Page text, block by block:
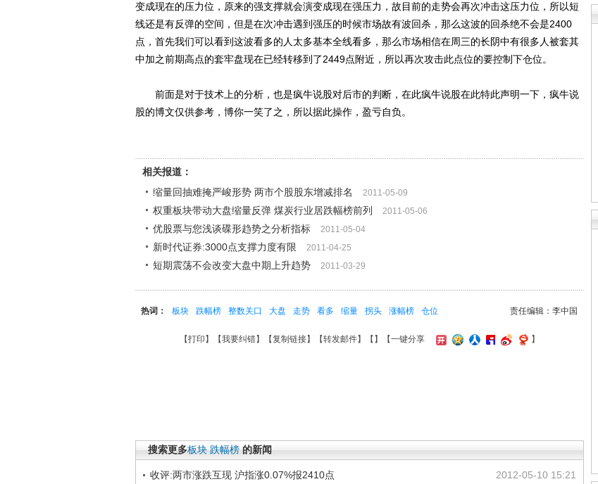
变成现在的压力位，原来的强支撑就会演变成现在强压力，故目前的走势会再次冲击这压力位，所以短
线还是有反弹的空间，但是在次冲击遇到强压的时候市场故有波回杀，那么这波的回杀绝不会是2400
点，首先我们可以看到这波看多的人太多基本全线看多，那么市场相信在周三的长阴中有很多人被套其
中加之前期高点的套牢盘现在已经转移到了2449点附近，所以再次攻击此点位的要控制下仓位。
前面是对于技术上的分析，也是疯牛说股对后市的判断，在此疯牛说股在此特此声明一下，疯牛说
股的博文仅供参考，博你一笑了之，所以据此操作，盈亏自负。
相关报道：
缩量回抽难掩严峻形势 两市个股股东增减排名
2011-05-09
权重板块带动大盘缩量反弹 煤炭行业居跌幅榜前列 2011-05-06
优股票与您浅谈碟形趋势之分析指标 2011-05-04
新时代证券:3000点支撑力度有限 2011-04-25
短期震荡不会改变大盘中期上升趋势 2011-03-29
责任编辑：李中国
热词： 板块 跌幅榜 整数关口 大盘 走势 看多 缩量 拐头 涨幅榜 仓位
【打印 】【我要纠错】【复制链接】【转发邮件】【 】 【一键分享 】
搜索更多板块 跌幅榜 的新闻
2012-05-10 15:21
收评:两市涨跌互现 沪指涨0.07%报2410点